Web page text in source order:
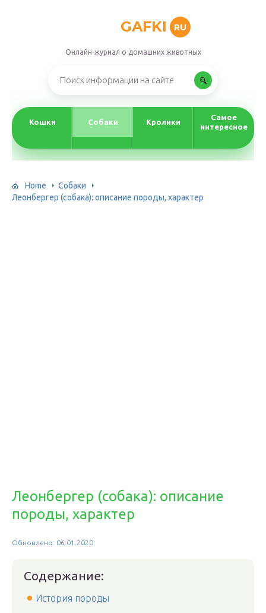
GAFKI RU
Онлайн-журнал о домашних животных
Кошки Собаки Кролики
Самое
интересное
Home
Собаки
Леонбергер (собака): описание породы, характер
Леонбергер (собака): описание
породы, характер
Обновлено: 06.01.2020
Содержание:
История породы